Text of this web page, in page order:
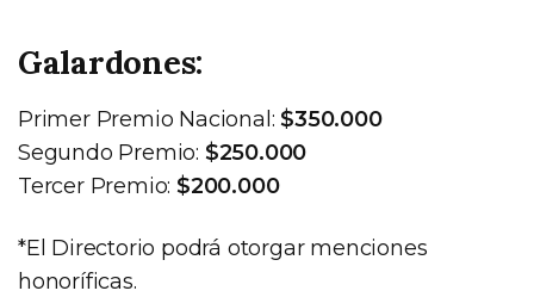
Galardones:
Primer Premio Nacional:$350.000
Segundo Premio: $250.000
Tercer Premio: $200.000
*El Directorio podrá otorgar menciones
honoríficas.